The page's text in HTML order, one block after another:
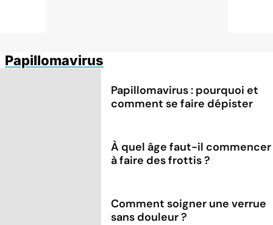
Papillomavirus
Papillomavirus : pourquoi et
comment se faire dépister
À quel âge faut-il commencer
à faire des frottis ?
Comment soigner une verrue
sans douleur ?